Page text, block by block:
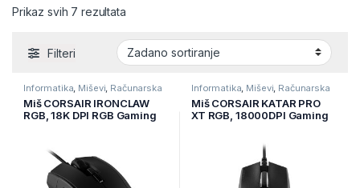
Prikaz svih 7 rezultata
Filteri
Informatika, Miševi, Računarska
periferija
Miš CORSAIR IRONCLAW
RGB, 18K DPI RGB Gaming
Informatika, Miševi, Računarska
periferija
Miš CORSAIR KATAR PRO
XT RGB, 18000DPI Gaming